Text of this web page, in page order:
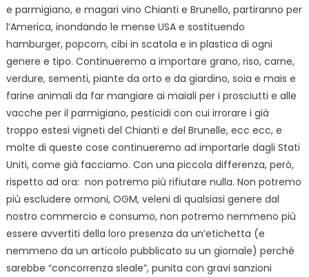
e parmigiano, e magari vino Chianti e Brunello, partiranno per
l’America, inondando le mense USA e sostituendo
hamburger, popcorn, cibi in scatola e in plastica di ogni
genere e tipo. Continueremo a importare grano, riso, carne,
verdure, sementi, piante da orto e da giardino, soia e mais e
farine animali da far mangiare ai maiali per i prosciutti e alle
vacche per il parmigiano, pesticidi con cui irrorare i già
troppo estesi vigneti del Chianti e del Brunelle, ecc ecc, e
molte di queste cose continueremo ad importarle dagli Stati
Uniti, come già facciamo. Con una piccola differenza, però,
rispetto ad ora: non potremo più rifiutare nulla. Non potremo
più escludere ormoni, OGM, veleni di qualsiasi genere dal
nostro commercio e consumo, non potremo nemmeno più
essere avvertiti della loro presenza da un’etichetta (e
nemmeno da un articolo pubblicato su un giornale) perché
sarebbe “concorrenza sleale”, punita con gravi sanzioni